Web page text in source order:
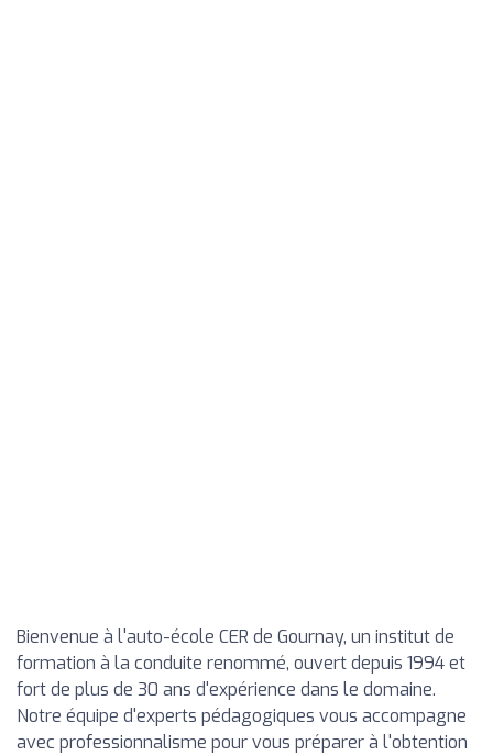
Bienvenue à l'auto-école CER de Gournay, un institut de
formation à la conduite renommé, ouvert depuis 1994 et
fort de plus de 30 ans d'expérience dans le domaine.
Notre équipe d'experts pédagogiques vous accompagne
avec professionnalisme pour vous préparer à l'obtention